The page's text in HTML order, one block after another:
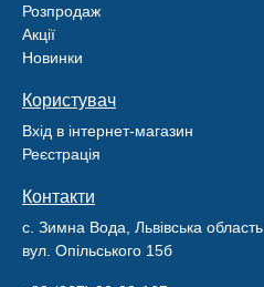
Розпродаж
Акції
Новинки
Користувач
Вхід в інтернет-магазин
Реєстрація
Контакти
с. Зимна Вода, Львівська область
вул. Опільського 15б